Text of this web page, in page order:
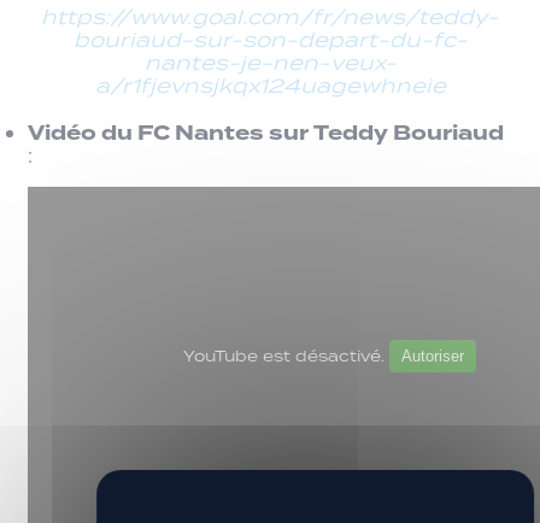
https://www.goal.com/fr/news/teddy-
bouriaud-sur-son-depart-du-fc-
nantes-je-nen-veux-
a/r1fjevnsjkqx124uagewhneie
Vidéo du FC Nantes sur Teddy Bouriaud
:
YouTube est désactivé. Autoriser